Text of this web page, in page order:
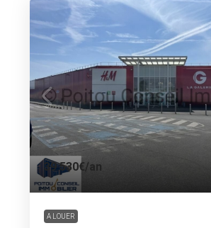
39 530€/an
A LOUER